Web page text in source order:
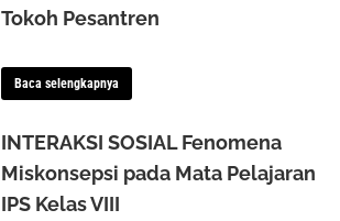
Tokoh Pesantren
Baca selengkapnya
INTERAKSI SOSIAL Fenomena
Miskonsepsi pada Mata Pelajaran
IPS Kelas VIII